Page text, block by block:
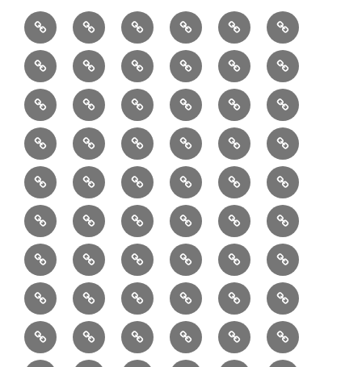
1/10：
材
料
10/10：
ジ
ュ
エ
リ
ー
2/10：
製
作
3/10：
は
ぎ
れ
4/10：
Ｈ
Ｍ
Ｂ
教
室
5/10：
事
業
6/10：
読
書
7/10：
食・
健
康
8/10：
リ
フ
ォ
ー
ム
9/10：
コ
ー
デ
creema
で
販
売
中
の
ハ
ン
ド
メ
イ
ド
バ
ッ
グ
①
入
園
バ
ッ
グ
セ
ッ
ト
②
半
月
型
③
巾
着
袋
（縦
長）
④
巾
着
袋
（小）
⑤
巾
着
シ
ョ
ル
ダ
ー
⑥
小
動
物
用
小
物
⑦
リ
ュ
ッ
ク
⑧
メ
ッ
セ
ン
ジ
ャ
ー
⑨
ミ
シ
ン
カ
バ
ー
⑩
マ
チ
無
し
シ
ョ
ル
ダ
ー
（定
⑪
マ
ス
ク
⑫
ポ
ー
チ
⑬
ボ
デ
ィ
ー
バ
ッ
グ
⑭
ボ
ッ
ク
ス
型
⑮
ボ
ス
ト
ン
⑯
ヘ
ル
メ
ッ
ト
バ
ッ
グ
⑰
ピ
ン
タ
ッ
ク
バ
ッ
グ
⑱
ビ
ジ
ネ
ス
バ
ッ
グ
⑲
バ
ニ
テ
ィ
ー
⑳
ハ
ン
ド
バ
ッ
グ
お
取
引
の
流
れ
お
問
合
せ
及
び
ご
相
デ
ジ
タ
ル
コ
ン
テ
ン
デ
ジ
タ
ル
コ
ン
テ
ン
ブ
ロ
グ
プ
ラ
イ
バ
シ
ー
ラ
ン
デ
ィ
ン
グ
ル
ー
ル
レ
ン
タ
ル
ジ
ュ
レ
ン
タ
ル
ジ
ュ
㉑
イ
ン
テ
リ
ア
㉒
エ
コ
バ
㉓
楽
器
入
㉔
ナ
ッ
プ
㉕
ド
ー
ム
㉖
ド
イ
リ
㉗
オ
ー
ル
㉘
カ
㉙
ク
㉚
ク
㉛
ト
㉜
洋
事
業